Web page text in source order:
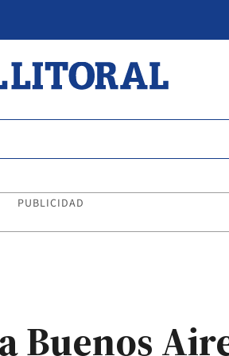
PUBLICIDAD
Buenos